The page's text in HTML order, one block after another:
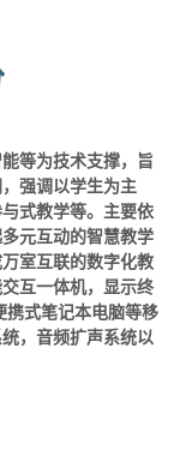
等为技术支撑，旨
强调以学生为主
式教学等。主要依
元互动的智慧教学
室互联的数字化教
互一体机，显示终
携式笔记本电脑等移
，音频扩声系统以